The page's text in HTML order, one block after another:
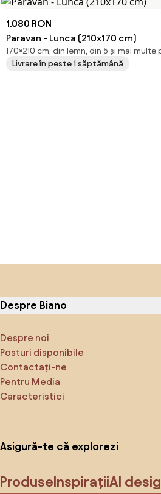
1.080 RON
Paravan - Lunca (210x170 cm)
170×210 cm, din lemn, din 5 și mai multe
Livrare în peste 1 săptămână
Despre Biano
Despre noi
Posturi disponibile
Contactați-ne
Pentru Media
Caracteristici
Asigură-te că explorezi
ProduseInspirațiiAI